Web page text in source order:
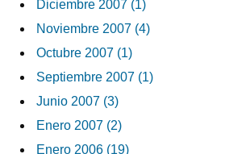
Diciembre 2007 (1)
Noviembre 2007 (4)
Octubre 2007 (1)
Septiembre 2007 (1)
Junio 2007 (3)
Enero 2007 (2)
Enero 2006 (19)